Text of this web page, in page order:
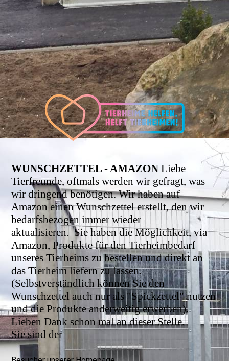
WUNSCHZETTEL - AMAZONLiebe
Tierfreunde, oftmals werden wir gefragt, was
wir dringend benötigen. Wir haben auf
Amazon einen Wunschzettel erstellt, den wir
bedarfsbezogen immer wieder
aktualisieren. Sie haben die Möglichkeit, via
Amazon, Produkte für den Tierheimbedarf
unseres Tierheims zu bestellen und direkt an
das Tierheim liefern zu lassen.
(Selbstverständlich können Sie den
Wunschzettel auch nur als "Spickzettel" nutzen
und die Produkte anderweitig erwerben).
Lieben Dank schon mal an dieser Stelle.
Sie sind der